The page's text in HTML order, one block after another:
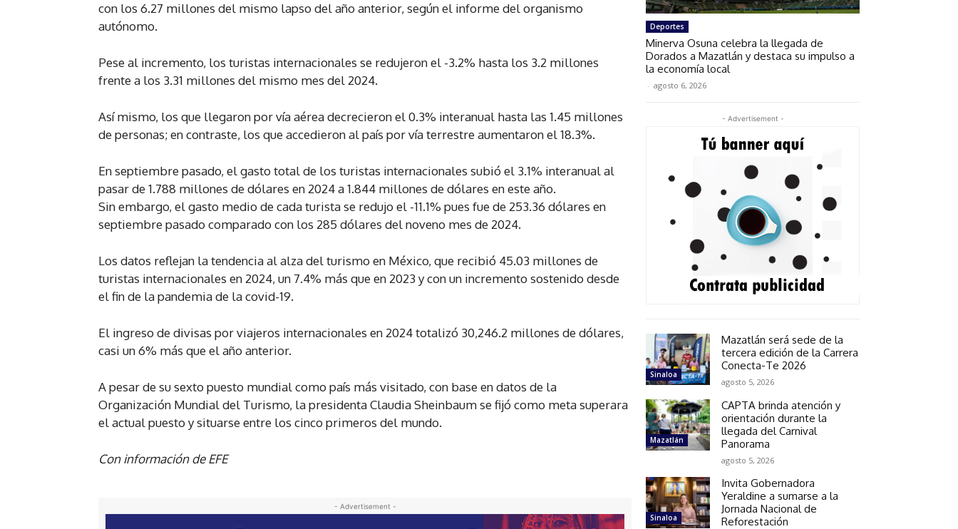
con los 6.27 millones del mismo lapso del año anterior, según el informe del organismo
autónomo.
Pese al incremento, los turistas internacionales se redujeron el -3.2% hasta los 3.2 millones
frente a los 3.31 millones del mismo mes del 2024.
Así mismo, los que llegaron por vía aérea decrecieron el 0.3% interanual hasta las 1.45 millones
de personas; en contraste, los que accedieron al país por vía terrestre aumentaron el 18.3%.
En septiembre pasado, el gasto total de los turistas internacionales subió el 3.1% interanual al
pasar de 1.788 millones de dólares en 2024 a 1.844 millones de dólares en este año.
Sin embargo, el gasto medio de cada turista se redujo el -11.1% pues fue de 253.36 dólares en
septiembre pasado comparado con los 285 dólares del noveno mes de 2024.
Los datos reflejan la tendencia al alza del turismo en México, que recibió 45.03 millones de
turistas internacionales en 2024, un 7.4% más que en 2023 y con un incremento sostenido desde
el fin de la pandemia de la covid-19.
El ingreso de divisas por viajeros internacionales en 2024 totalizó 30,246.2 millones de dólares,
casi un 6% más que el año anterior.
A pesar de su sexto puesto mundial como país más visitado, con base en datos de la
Organización Mundial del Turismo, la presidenta Claudia Sheinbaum se fijó como meta superara
el actual puesto y situarse entre los cinco primeros del mundo.
Con información de EFE
- Advertisement -
Deportes
Minerva Osuna celebra la llegada de
Dorados a Mazatlán y destaca su impulso a
la economía local
- agosto 6, 2026
- Advertisement -
Sinaloa
Mazatlán será sede de la
tercera edición de la Carrera
Conecta-Te 2026
agosto 5, 2026
Mazatlán
CAPTA brinda atención y
orientación durante la
llegada del Carnival
Panorama
agosto 5, 2026
Sinaloa
Invita Gobernadora
Yeraldine a sumarse a la
Jornada Nacional de
Reforestación